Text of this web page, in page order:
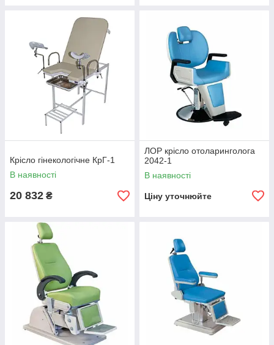
Крісло гінекологічне КрГ-1
В наявності
20 832 ₴
ЛОР крісло отоларинголога
2042-1
В наявності
Ціну уточнюйте